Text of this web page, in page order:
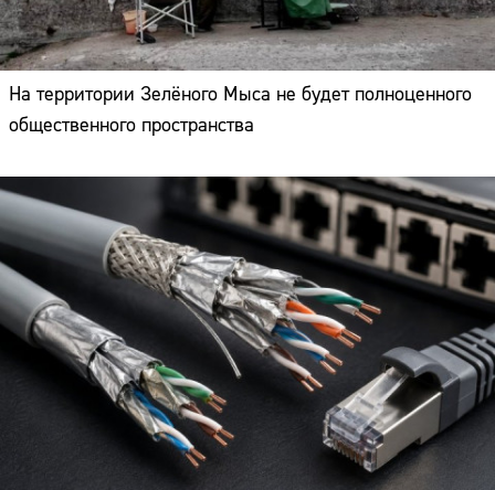
На территории Зелёного Мыса не будет полноценного
общественного пространства